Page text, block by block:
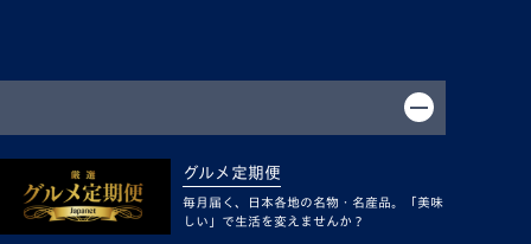
グルメ定期便
毎月届く、日本各地の名物・名産品。「美味
しい」で生活を変えませんか？